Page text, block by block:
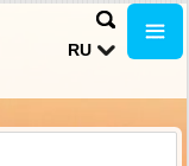
RU